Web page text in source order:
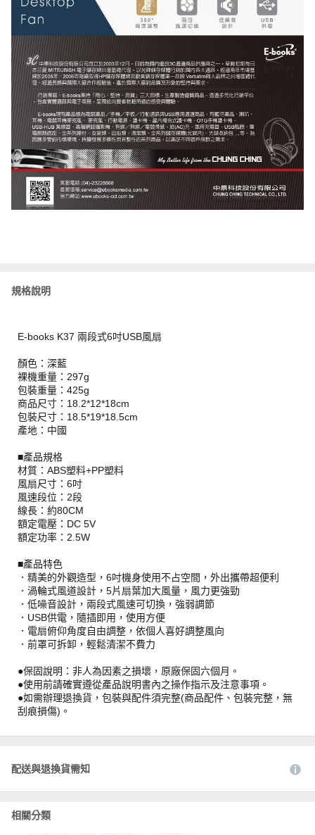
規格說明
E-books K37 兩段式6吋USB風扇
顏色：深藍
裸機重量：297g
包裝重量：425g
商品尺寸：18.2*12*18cm
包裝尺寸：18.5*19*18.5cm
產地：中國
■產品規格
材質：ABS塑料+PP塑料
風扇尺寸：6吋
風速段位：2段
線長：約80CM
額定電壓：DC 5V
額定功率：2.5W
■產品特色
．精美的外觀造型，6吋機身使用不占空間，外出攜帶超便利
．渦輪式風道設計，5片扇葉加大風量，風力更強勁
．低噪音設計，兩段式風速可切換，強弱調節
．USB供電，隨插即用，使用方便
．電扇俯仰角度自由調整，依個人喜好調整風向
．前罩可拆卸，輕鬆清潔不費力
●保固說明：非人為因素之損壞，原廠保固六個月。
●使用前請確實遵從產品說明書內之操作指示及注意事項。
●如需辦理退換貨，包裝與配件須完整(商品配件、包裝完整，無
刮痕損傷)。
配送與退換貨需知
相關分類